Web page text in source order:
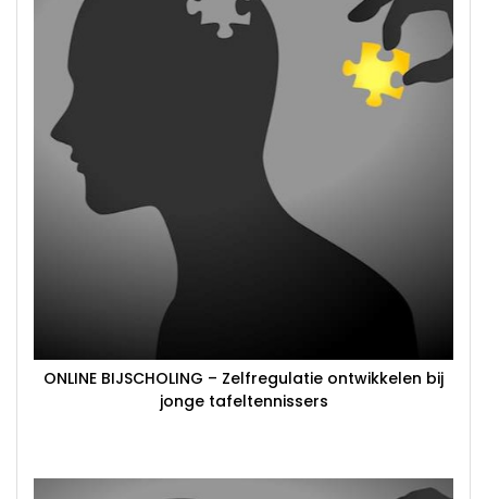
ONLINE BIJSCHOLING – Zelfregulatie ontwikkelen bij
jonge tafeltennissers